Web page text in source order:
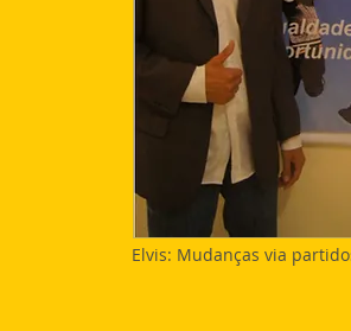
Elvis: Mudanças via